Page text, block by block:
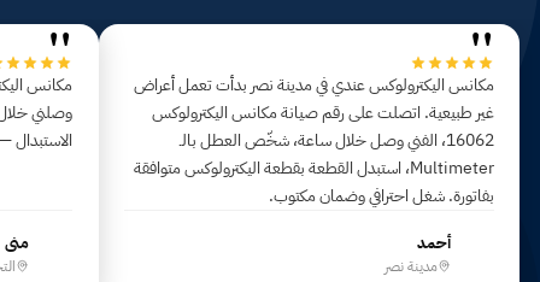
"
مكانس اليكترولوكس عندي في مدينة نصر بدأت تعمل أعراض
غير طبيعية. اتصلت على رقم صيانة مكانس اليكترولوكس
16062، الفني وصل خلال ساعة، شخّص العطل بالـ
Multimeter، استبدل القطعة بقطعة اليكترولوكس متوافقة
بفاتورة. شغل احترافي وضمان مكتوب.
أحمد
مدينة نصر
"
مكانس
منى